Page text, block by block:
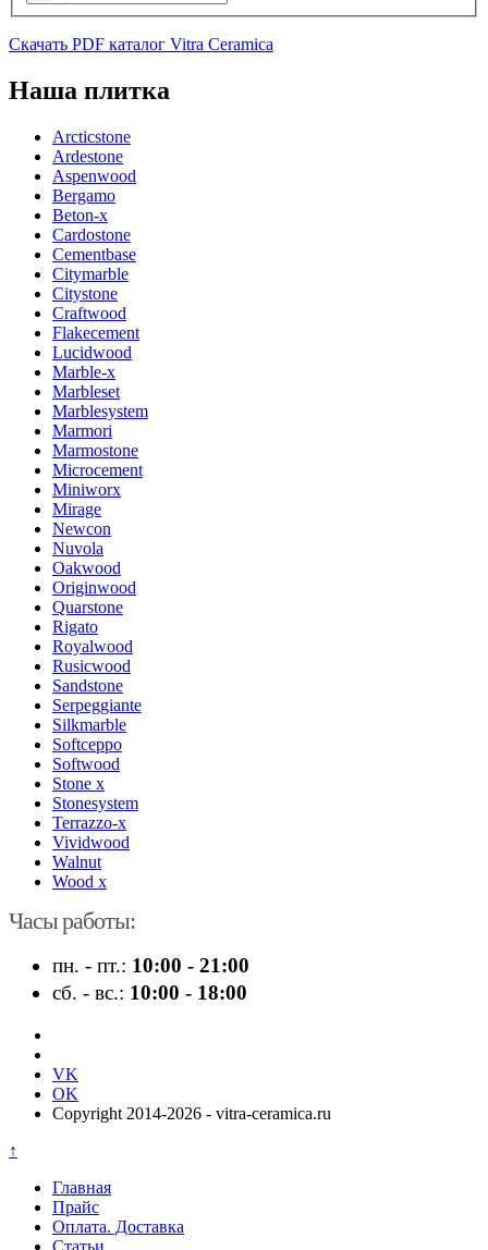
Скачать PDF каталог Vitra Ceramica
Наша плитка
Arcticstone
Ardestone
Aspenwood
Bergamo
Beton-x
Cardostone
Cementbase
Citymarble
Citystone
Craftwood
Flakecement
Lucidwood
Marble-x
Marbleset
Marblesystem
Marmori
Marmostone
Microcement
Miniworx
Mirage
Newcon
Nuvola
Oakwood
Originwood
Quarstone
Rigato
Royalwood
Rusicwood
Sandstone
Serpeggiante
Silkmarble
Softceppo
Softwood
Stone x
Stonesystem
Terrazzo-x
Vividwood
Walnut
Wood x
Часы работы:
пн. - пт.: 10:00 - 21:00
сб. - вс.: 10:00 - 18:00
VK
OK
Copyright 2014-2026 - vitra-ceramica.ru
↑
Главная
Прайс
Оплата. Доставка